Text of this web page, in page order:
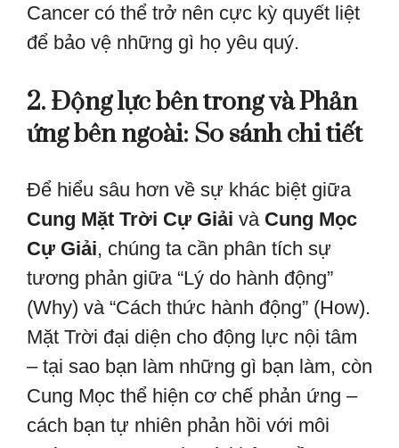
Cancer có thể trở nên cực kỳ quyết liệt
để bảo vệ những gì họ yêu quý.
2. Động lực bên trong và Phản
ứng bên ngoài: So sánh chi tiết
Để hiểu sâu hơn về sự khác biệt giữa
Cung Mặt Trời Cự Giải và Cung Mọc
Cự Giải, chúng ta cần phân tích sự
tương phản giữa “Lý do hành động”
(Why) và “Cách thức hành động” (How).
Mặt Trời đại diện cho động lực nội tâm
– tại sao bạn làm những gì bạn làm, còn
Cung Mọc thể hiện cơ chế phản ứng –
cách bạn tự nhiên phản hồi với môi